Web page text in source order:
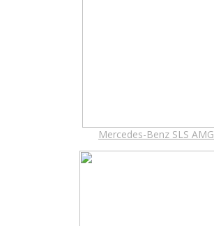
Mercedes-Benz SLS AMG